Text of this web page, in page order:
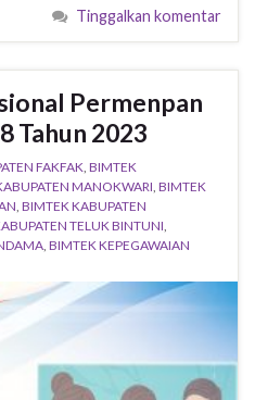
Tinggalkan komentar
Permenpan
Tahun 2023
FAKFAK, BIMTEK
MANOKWARI, BIMTEK
, BIMTEK KABUPATEN
TELUK BINTUNI,
, BIMTEK KEPEGAWAIAN